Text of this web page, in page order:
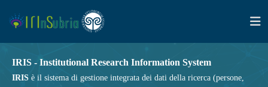
IRIS - Institutional Research Information System
IRIS è il sistema di gestione integrata dei dati della ricerca (persone,